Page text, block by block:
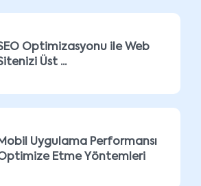
Optimizasyonu ile Web
Üst ...
Mobil Uygulama Performansı
Etme Yöntemleri